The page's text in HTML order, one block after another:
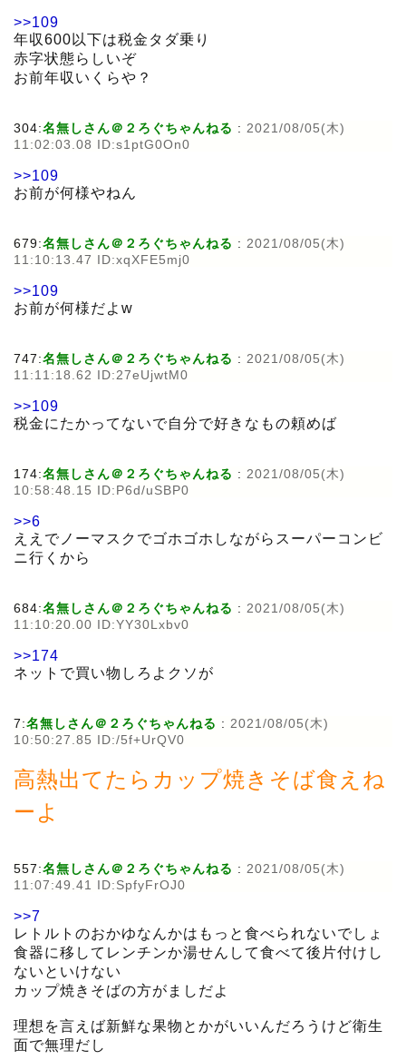
>>109
年収600以下は税金タダ乗り
赤字状態らしいぞ
お前年収いくらや？
304:名無しさん＠２ろぐちゃんねる : 2021/08/05(木)
11:02:03.08 ID:s1ptG0On0
>>109
お前が何様やねん
679:名無しさん＠２ろぐちゃんねる : 2021/08/05(木)
11:10:13.47 ID:xqXFE5mj0
>>109
お前が何様だよw
747:名無しさん＠２ろぐちゃんねる : 2021/08/05(木)
11:11:18.62 ID:27eUjwtM0
>>109
税金にたかってないで自分で好きなもの頼めば
174:名無しさん＠２ろぐちゃんねる : 2021/08/05(木)
10:58:48.15 ID:P6d/uSBP0
>>6
ええでノーマスクでゴホゴホしながらスーパーコンビ
ニ行くから
684:名無しさん＠２ろぐちゃんねる : 2021/08/05(木)
11:10:20.00 ID:YY30Lxbv0
>>174
ネットで買い物しろよクソが
7:名無しさん＠２ろぐちゃんねる : 2021/08/05(木)
10:50:27.85 ID:/5f+UrQV0
高熱出てたらカップ焼きそば食えね
ーよ
557:名無しさん＠２ろぐちゃんねる : 2021/08/05(木)
11:07:49.41 ID:SpfyFrOJ0
>>7
レトルトのおかゆなんかはもっと食べられないでしょ
食器に移してレンチンか湯せんして食べて後片付けし
ないといけない
カップ焼きそばの方がましだよ
理想を言えば新鮮な果物とかがいいんだろうけど衛生
面で無理だし